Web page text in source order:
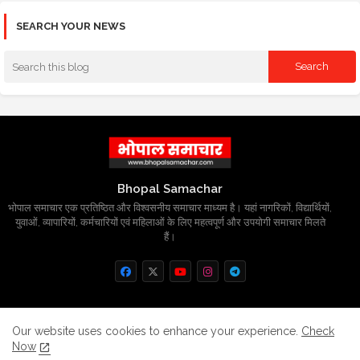
SEARCH YOUR NEWS
Bhopal Samachar
भोपाल समाचार एक प्रतिष्ठित और विश्वसनीय समाचार माध्यम है। यहां नागरिकों, विद्यार्थियों,
युवाओं, व्यापारियों, कर्मचारियों एवं महिलाओं के लिए महत्वपूर्ण और उपयोगी समाचार मिलते
हैं।
Home About Contact us
Privacy Policy
Our website uses cookies to enhance your experience. Check
Now